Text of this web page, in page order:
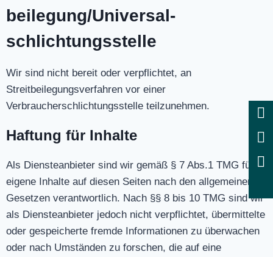
beilegung/Universal­
schlichtungs­stelle
Wir sind nicht bereit oder verpflichtet, an
Streitbeilegungsverfahren vor einer
Verbraucherschlichtungsstelle teilzunehmen.
Haftung für Inhalte
Als Diensteanbieter sind wir gemäß § 7 Abs.1 TMG für
eigene Inhalte auf diesen Seiten nach den allgemeinen
Gesetzen verantwortlich. Nach §§ 8 bis 10 TMG sind wir
als Diensteanbieter jedoch nicht verpflichtet, übermittelte
oder gespeicherte fremde Informationen zu überwachen
oder nach Umständen zu forschen, die auf eine